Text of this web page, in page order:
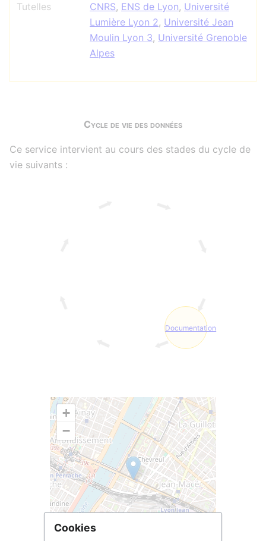
Tutelles CNRS, ENS de Lyon, Université
Lumière Lyon 2, Université Jean
Moulin Lyon 3, Université Grenoble
Alpes
Cycle de vie des données
Ce service intervient au cours des stades du cycle de
vie suivants :
Documentation
+
−
Cookies